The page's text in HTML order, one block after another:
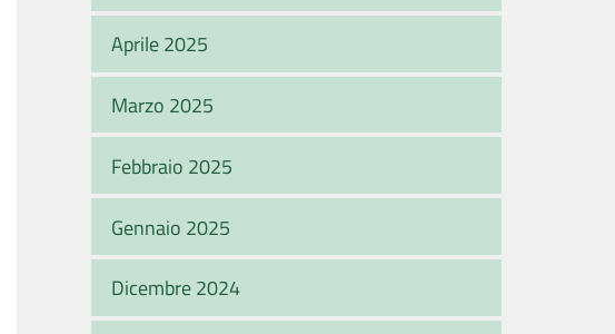
Aprile 2025
Marzo 2025
Febbraio 2025
Gennaio 2025
Dicembre 2024